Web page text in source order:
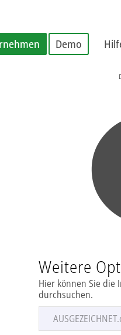
Demo
Weitere
Hier können Sie die
durchsuchen.